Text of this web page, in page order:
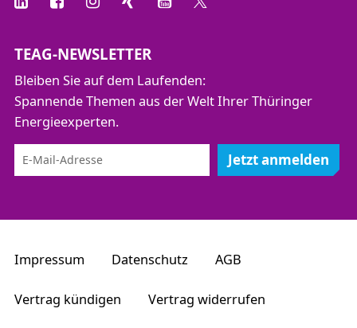
TEAG-NEWSLETTER
Bleiben Sie auf dem Laufenden:
Spannende Themen aus der Welt Ihrer Thüringer
Energieexperten.
Jetzt anmelden
Impressum Datenschutz AGB
Vertrag kündigen Vertrag widerrufen